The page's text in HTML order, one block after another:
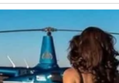
će vam komunikacija ovog
planove
kojem ćete imati mnogo